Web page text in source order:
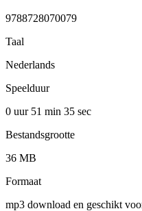
9788728070079
Taal
Nederlands
Speelduur
0 uur 51 min 35 sec
Bestandsgrootte
36 MB
Formaat
mp3 download en geschikt